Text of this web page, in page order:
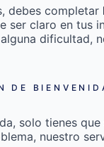
debes completar
ser claro en tus
dificultad,
DE
solo tienes que
nuestro